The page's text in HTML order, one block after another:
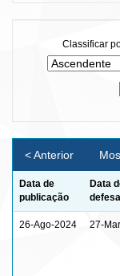
Classificar
< Anterior
Data de
publicação
Data
defesa
26-Ago-2024 27-